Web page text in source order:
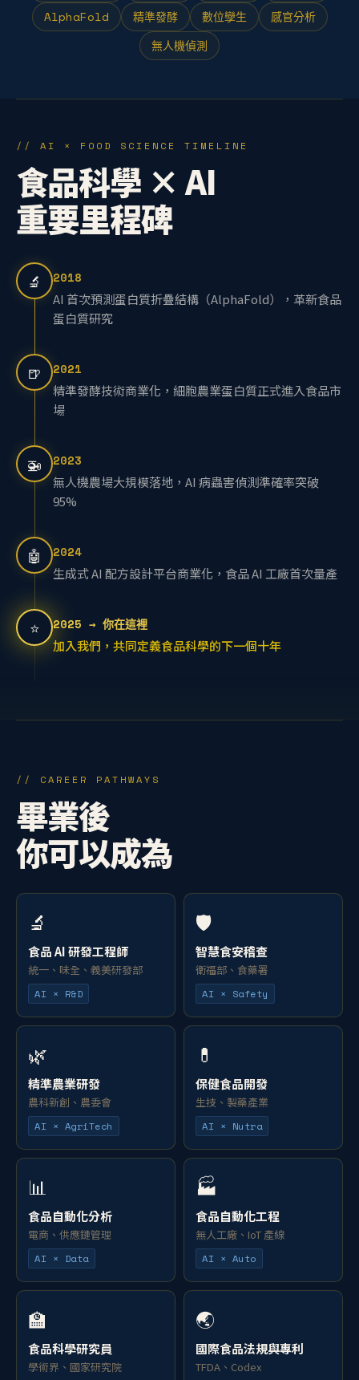
AlphaFold
精準發酵 數位孿生
感官分析
無人機偵測
// AI × FOOD SCIENCE TIMELINE
食品科學 × AI
重要里程碑
🔬
2018
AI 首次預測蛋白質折疊結構（AlphaFold），革新食品
蛋白質研究
🍺
2021
精準發酵技術商業化，細胞農業蛋白質正式進入食品市
場
🚁
2023
無人機農場大規模落地，AI 病蟲害偵測準確率突破
95%
🤖
2024
生成式 AI 配方設計平台商業化，食品 AI 工廠首次量產
⭐
2025 → 你在這裡
加入我們，共同定義食品科學的下一個十年
// CAREER PATHWAYS
畢業後
你可以成為
🔬
食品 AI 研發工程師
統一、味全、義美研發部
AI × R&D
🛡️
智慧食安稽查
衛福部、食藥署
AI × Safety
🌿
精準農業研發
農科新創、農委會
AI × AgriTech
💊
保健食品開發
生技、製藥產業
AI × Nutra
📊
食品自動化分析
電商、供應鏈管理
AI × Data
🏭
食品自動化工程
無人工廠、IoT 產線
AI × Auto
🏫
食品科學研究員
學術界、國家研究院
🌏
國際食品法規與專利
TFDA、Codex